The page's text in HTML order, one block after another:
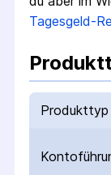
Tagesgeld-
Produkttyp